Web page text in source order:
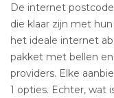
De internet
die klaar zijn met
het ideale internet
pakket met bellen
providers. Elke
1 opties. Echter, wat